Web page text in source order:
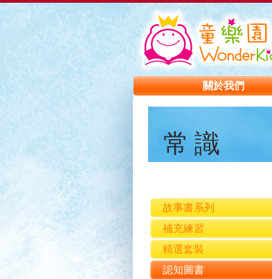
關於我們
常識
故事書系列
補充練習
精選套裝
認知圖書